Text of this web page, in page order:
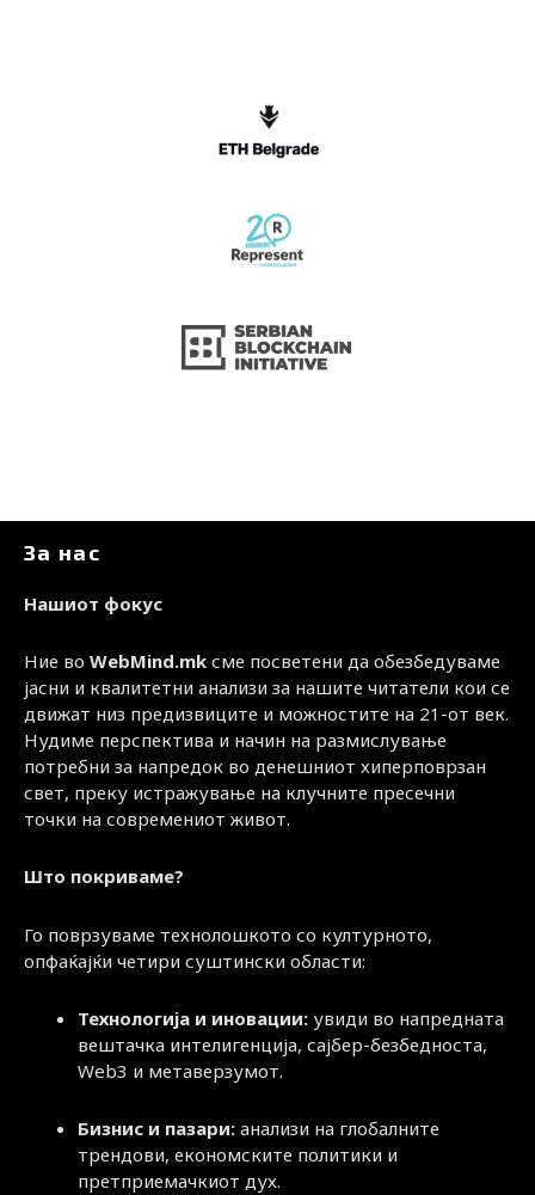
За нас
Нашиот фокус
Ние во WebMind.mk сме посветени да обезбедуваме
јасни и квалитетни анализи за нашите читатели кои се
движат низ предизвиците и можностите на 21-от век.
Нудиме перспектива и начин на размислување
потребни за напредок во денешниот хиперповрзан
свет, преку истражување на клучните пресечни
точки на современиот живот.
Што покриваме?
Го поврзуваме технолошкото со културното,
опфаќајќи четири суштински области:
Технологија и иновации: увиди во напредната
вештачка интелигенција, сајбер-безбедноста,
Web3 и метаверзумот.
Бизнис и пазари: анализи на глобалните
трендови, економските политики и
претприемачкиот дух.